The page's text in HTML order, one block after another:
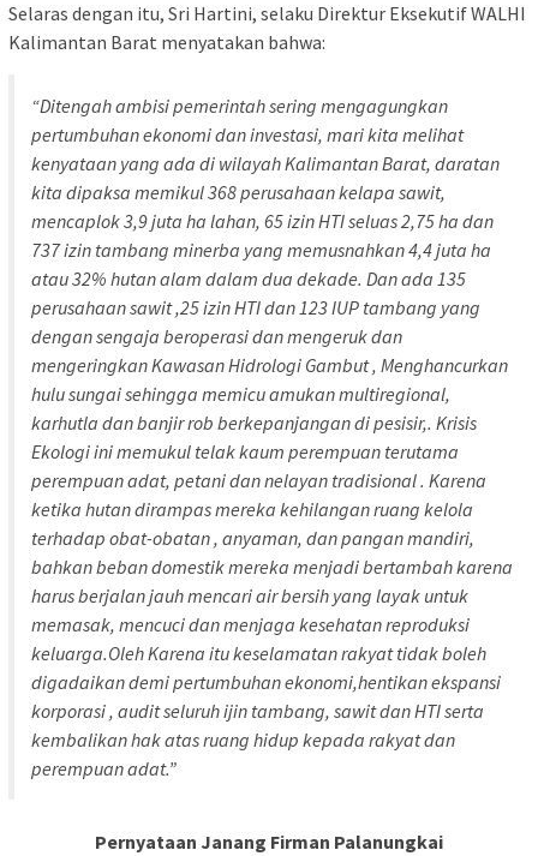
Selaras dengan itu, Sri Hartini, selaku Direktur Eksekutif WALHI
Kalimantan Barat menyatakan bahwa:
“Ditengah ambisi pemerintah sering mengagungkan
pertumbuhan ekonomi dan investasi, mari kita melihat
kenyataan yang ada di wilayah Kalimantan Barat, daratan
kita dipaksa memikul 368 perusahaan kelapa sawit,
mencaplok 3,9 juta ha lahan, 65 izin HTI seluas 2,75 ha dan
737 izin tambang minerba yang memusnahkan 4,4 juta ha
atau 32% hutan alam dalam dua dekade. Dan ada 135
perusahaan sawit ,25 izin HTI dan 123 IUP tambang yang
dengan sengaja beroperasi dan mengeruk dan
mengeringkan Kawasan Hidrologi Gambut , Menghancurkan
hulu sungai sehingga memicu amukan multiregional,
karhutla dan banjir rob berkepanjangan di pesisir,. Krisis
Ekologi ini memukul telak kaum perempuan terutama
perempuan adat, petani dan nelayan tradisional . Karena
ketika hutan dirampas mereka kehilangan ruang kelola
terhadap obat-obatan , anyaman, dan pangan mandiri,
bahkan beban domestik mereka menjadi bertambah karena
harus berjalan jauh mencari air bersih yang layak untuk
memasak, mencuci dan menjaga kesehatan reproduksi
keluarga.Oleh Karena itu keselamatan rakyat tidak boleh
digadaikan demi pertumbuhan ekonomi,hentikan ekspansi
korporasi , audit seluruh ijin tambang, sawit dan HTI serta
kembalikan hak atas ruang hidup kepada rakyat dan
perempuan adat.”
Pernyataan Janang Firman Palanungkai